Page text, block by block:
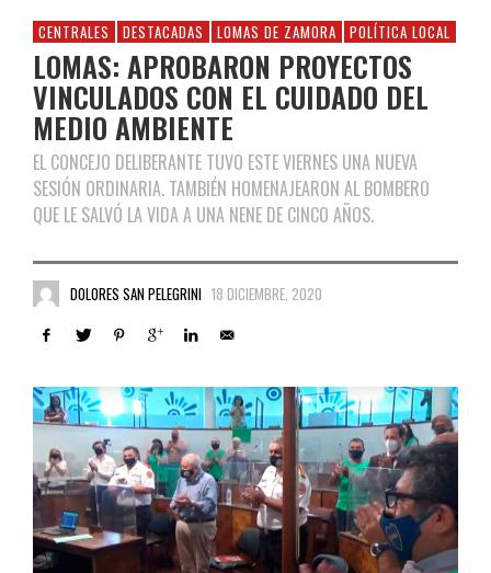
CENTRALES DESTACADAS LOMAS DE ZAMORA POLÍTICA LOCAL
LOMAS: APROBARON PROYECTOS
VINCULADOS CON EL CUIDADO DEL
MEDIO AMBIENTE
EL CONCEJO DELIBERANTE TUVO ESTE VIERNES UNA NUEVA
SESIÓN ORDINARIA. TAMBIÉN HOMENAJEARON AL BOMBERO
QUE LE SALVÓ LA VIDA A UNA NENE DE CINCO AÑOS.
DOLORES SAN PELEGRINI 18 DICIEMBRE, 2020